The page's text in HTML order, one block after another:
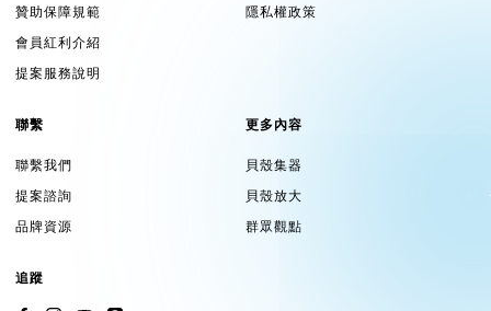
贊助保障規範
會員紅利介紹
提案服務說明
隱私權政策
聯繫
聯繫我們
提案諮詢
品牌資源
更多內容
貝殼集器
貝殼放大
群眾觀點
追蹤